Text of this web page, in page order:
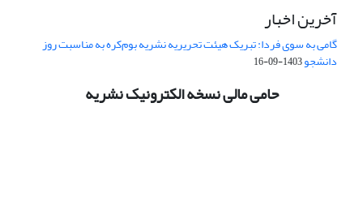
آخرین اخبار
گامی به سوی فردا: تبریک هیئت تحریریه نشریه بوم‌کره به مناسبت روز
دانشجو1403-09-16
حامی مالی نسخه الکترونیک نشریه